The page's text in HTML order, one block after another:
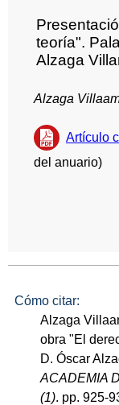
teoría".
Alzaga
Alzaga
Artículo
del anuario)
Cómo citar:
Alzaga
obra "El
D. Óscar
ACADEMIA
(1). pp. 925-